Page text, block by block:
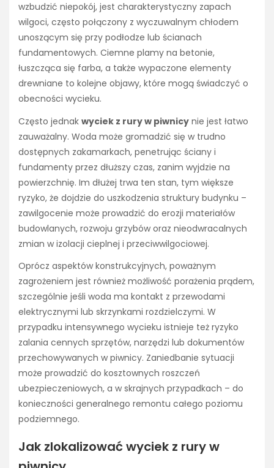
wzbudzić niepokój, jest charakterystyczny zapach
wilgoci, często połączony z wyczuwalnym chłodem
unoszącym się przy podłodze lub ścianach
fundamentowych. Ciemne plamy na betonie,
łuszcząca się farba, a także wypaczone elementy
drewniane to kolejne objawy, które mogą świadczyć o
obecności wycieku.
Często jednak wyciek z rury w piwnicy nie jest łatwo
zauważalny. Woda może gromadzić się w trudno
dostępnych zakamarkach, penetrując ściany i
fundamenty przez dłuższy czas, zanim wyjdzie na
powierzchnię. Im dłużej trwa ten stan, tym większe
ryzyko, że dojdzie do uszkodzenia struktury budynku –
zawilgocenie może prowadzić do erozji materiałów
budowlanych, rozwoju grzybów oraz nieodwracalnych
zmian w izolacji cieplnej i przeciwwilgociowej.
Oprócz aspektów konstrukcyjnych, poważnym
zagrożeniem jest również możliwość porażenia prądem,
szczególnie jeśli woda ma kontakt z przewodami
elektrycznymi lub skrzynkami rozdzielczymi. W
przypadku intensywnego wycieku istnieje też ryzyko
zalania cennych sprzętów, narzędzi lub dokumentów
przechowywanych w piwnicy. Zaniedbanie sytuacji
może prowadzić do kosztownych roszczeń
ubezpieczeniowych, a w skrajnych przypadkach – do
konieczności generalnego remontu całego poziomu
podziemnego.
Jak zlokalizować wyciek z rury w